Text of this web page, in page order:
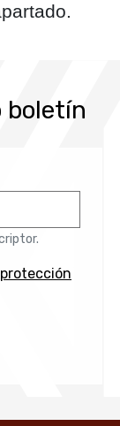
boletín
protección